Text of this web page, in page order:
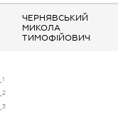
ЧЕРНЯВСЬКИЙ
МИКОЛА
ТИМОФІЙОВИЧ